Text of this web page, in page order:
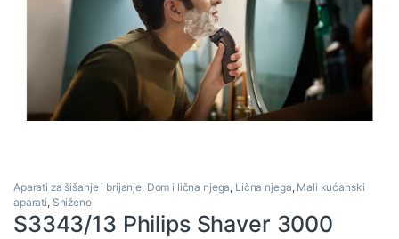
Aparati za šišanje i brijanje, Dom i lična njega, Lična njega, Mali kućanski
aparati, Sniženo
S3343/13 Philips Shaver 3000